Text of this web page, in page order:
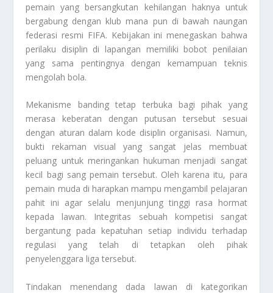
pemain yang bersangkutan kehilangan haknya untuk
bergabung dengan klub mana pun di bawah naungan
federasi resmi FIFA. Kebijakan ini menegaskan bahwa
perilaku disiplin di lapangan memiliki bobot penilaian
yang sama pentingnya dengan kemampuan teknis
mengolah bola.
Mekanisme banding tetap terbuka bagi pihak yang
merasa keberatan dengan putusan tersebut sesuai
dengan aturan dalam kode disiplin organisasi. Namun,
bukti rekaman visual yang sangat jelas membuat
peluang untuk meringankan hukuman menjadi sangat
kecil bagi sang pemain tersebut. Oleh karena itu, para
pemain muda di harapkan mampu mengambil pelajaran
pahit ini agar selalu menjunjung tinggi rasa hormat
kepada lawan. Integritas sebuah kompetisi sangat
bergantung pada kepatuhan setiap individu terhadap
regulasi yang telah di tetapkan oleh pihak
penyelenggara liga tersebut.
Tindakan menendang dada lawan di kategorikan